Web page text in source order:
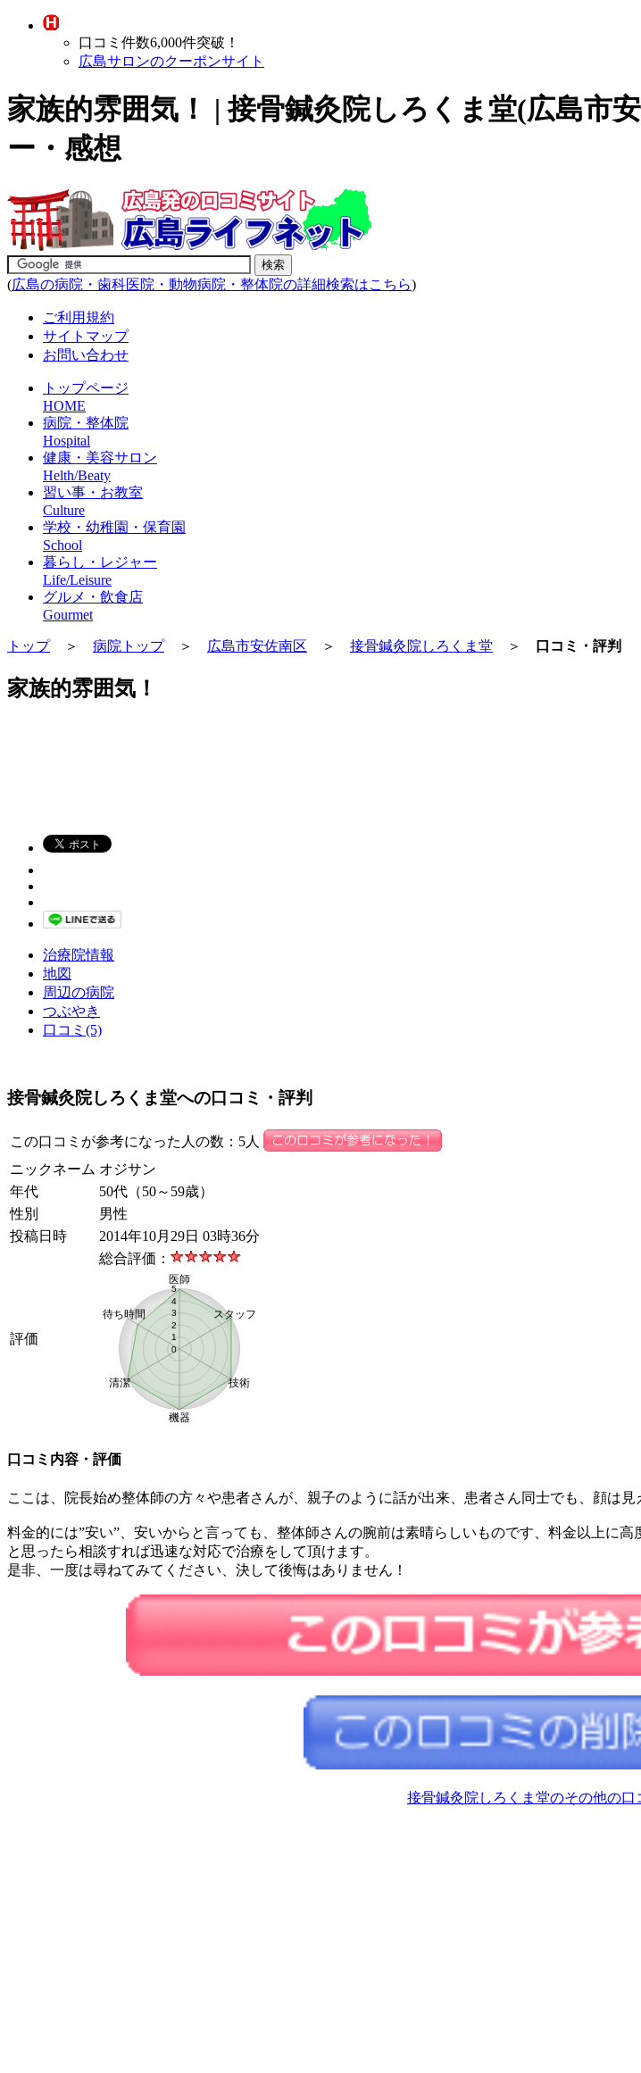
口コミ件数6,000件突破！
広島サロンのクーポンサイト
家族的雰囲気！ | 接骨鍼灸院しろくま堂(広島市
ー・感想
(広島の病院・歯科医院・動物病院・整体院の詳細検索はこちら)
ご利用規約
サイトマップ
お問い合わせ
トップページ
HOME
病院・整体院
Hospital
健康・美容サロン
Helth/Beaty
習い事・お教室
Culture
学校・幼稚園・保育園
School
暮らし・レジャー
Life/Leisure
グルメ・飲食店
Gourmet
トップ＞ 病院トップ＞ 広島市安佐南区 ＞ 接骨鍼灸院しろくま堂 ＞ 口コミ・評判
家族的雰囲気！
治療院情報
地図
周辺の病院
つぶやき
口コミ(5)
接骨鍼灸院しろくま堂への口コミ・評判
この口コミが参考になった人の数：5人
ニックネーム オジサン
年代
50代（50～59歳）
性別
男性
投稿日時
2014年10月29日 03時36分
評価
総合評価：
0
1
2
3
4
5
医師
スタッフ
技術
機器
清潔
待ち時間
口コミ内容・評価
ここは、院長始め整体師の方々や患者さんが、親子のように話が出来、患者さん同士でも、顔は
料金的には”安い”、安いからと言っても、整体師さんの腕前は素晴らしいものです、料金以上に
と思ったら相談すれば迅速な対応で治療をして頂けます。
是非、一度は尋ねてみてください、決して後悔はありません！
接骨鍼灸院しろくま堂のその他の口